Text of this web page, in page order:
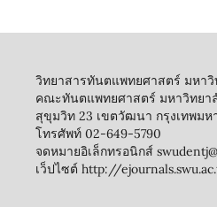
วิทยาสารทันตแพทยศาสตร์ มหา
คณะทันตแพทยศาสตร์ มหาวิทย
สุขุมวิท 23 เขตวัฒนา กรุงเทพมห
โทรศัพท์ 02-649-5790
จดหมายอิเล็กทรอนิกส์
เว็ปไซต์ http://